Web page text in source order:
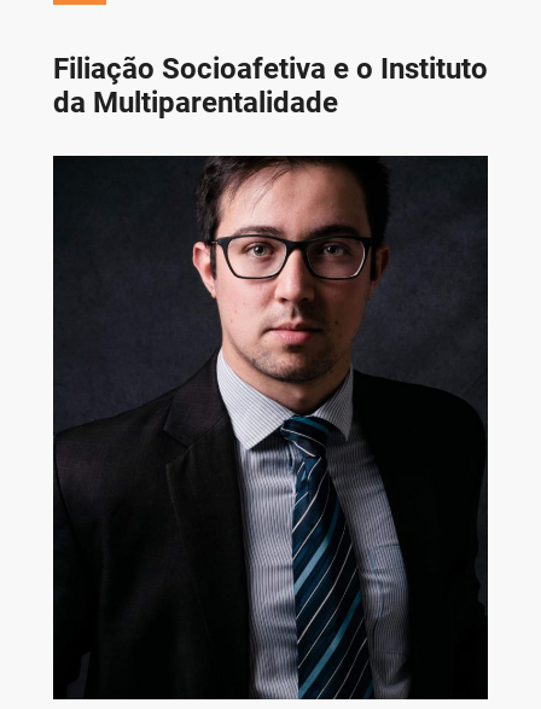
Filiação Socioafetiva e o Instituto
da Multiparentalidade